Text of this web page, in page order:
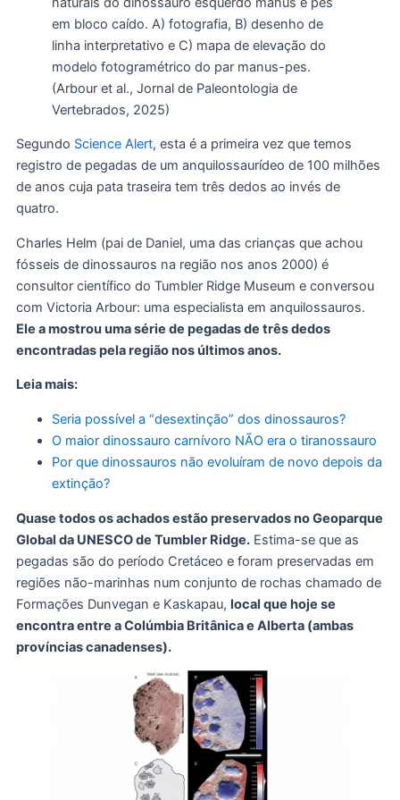
em bloco caído. A) fotografia, B) desenho de
linha interpretativo e C) mapa de elevação do
modelo fotogramétrico do par manus-pes.
(Arbour et al., Jornal de Paleontologia de
Vertebrados, 2025)
Segundo Science Alert, esta é a primeira vez que temos
registro de pegadas de um anquilossaurídeo de 100 milhões
de anos cuja pata traseira tem três dedos ao invés de
quatro.
Charles Helm (pai de Daniel, uma das crianças que achou
fósseis de dinossauros na região nos anos 2000) é
consultor científico do Tumbler Ridge Museum e conversou
com Victoria Arbour: uma especialista em anquilossauros.
Ele a mostrou uma série de pegadas de três dedos
encontradas pela região nos últimos anos.
Leia mais:
Seria possível a “desextinção” dos dinossauros?
O maior dinossauro carnívoro NÃO era o tiranossauro
Por que dinossauros não evoluíram de novo depois da
extinção?
Quase todos os achados estão preservados no Geoparque
Global da UNESCO de Tumbler Ridge. Estima-se que as
pegadas são do período Cretáceo e foram preservadas em
regiões não-marinhas num conjunto de rochas chamado de
Formações Dunvegan e Kaskapau, local que hoje se
encontra entre a Colúmbia Britânica e Alberta (ambas
províncias canadenses).